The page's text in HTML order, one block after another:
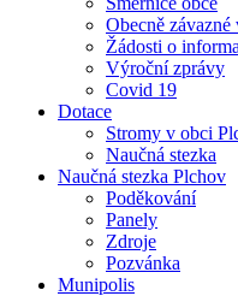
Obecně
Žádosti o
Výroční zprávy
Covid 19
Dotace
Stromy v obci
Naučná stezka
Naučná stezka Plchov
Poděkování
Panely
Zdroje
Pozvánka
Munipolis